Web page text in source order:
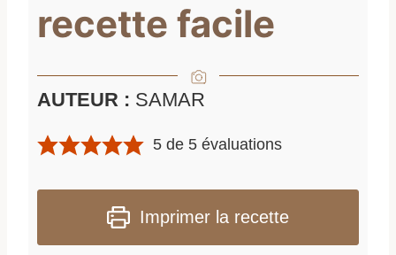
recette facile
AUTEUR : SAMAR
5 de 5 évaluations
Imprimer la recette